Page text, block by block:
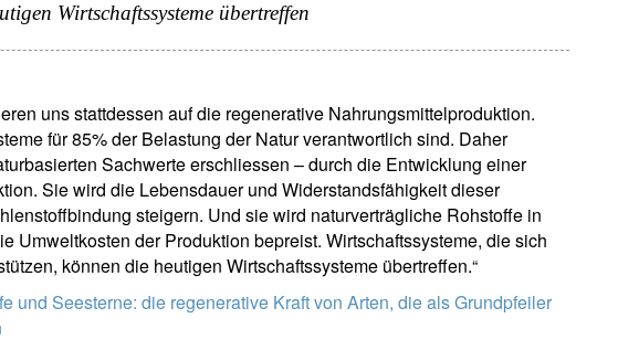
Wirtschaftssysteme übertreffen
uns stattdessen auf die regenerative Nahrungsmittelproduktion.
für 85% der Belastung der Natur verantwortlich sind. Daher
Sachwerte erschliessen – durch die Entwicklung einer
Sie wird die Lebensdauer und Widerstandsfähigkeit dieser
steigern. Und sie wird naturverträgliche Rohstoffe in
Umweltkosten der Produktion bepreist. Wirtschaftssysteme, die sich
können die heutigen Wirtschaftssysteme übertreffen.“
und Seesterne: die regenerative Kraft von Arten, die als Grundpfeiler
Select an Option
Wohnsitzland
Ich bin weder in den USA wohnhaft
noch bin ich US-Bürger
Ihre Informationen werden in Übereinstimmung mit unserer
Datenschutzerklärung verwendet.